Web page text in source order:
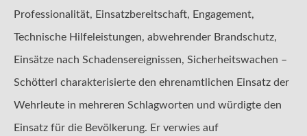
Professionalität, Einsatzbereitschaft, Engagement,
Technische Hilfeleistungen, abwehrender Brandschutz,
Einsätze nach Schadensereignissen, Sicherheitswachen –
Schötterl charakterisierte den ehrenamtlichen Einsatz der
Wehrleute in mehreren Schlagworten und würdigte den
Einsatz für die Bevölkerung. Er verwies auf